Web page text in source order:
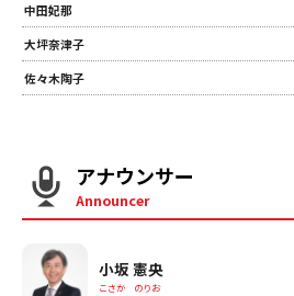
中田妃那
大坪奈津子
佐々木陶子
アナウンサー
Announcer
小坂 憲央
こさか のりお